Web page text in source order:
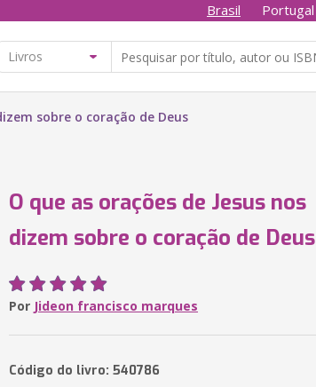
Brasil Portugal
sobre o coração de Deus
O que as orações de Jesus nos
dizem sobre o coração de Deus
Por Jideon francisco marques
Código do livro: 540786